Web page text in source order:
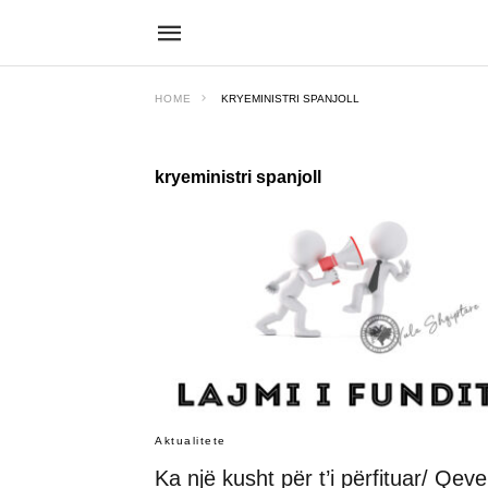
HOME KRYEMINISTRI SPANJOLL
kryeministri spanjoll
Aktualitete
Ka një kusht për t’i përfituar/